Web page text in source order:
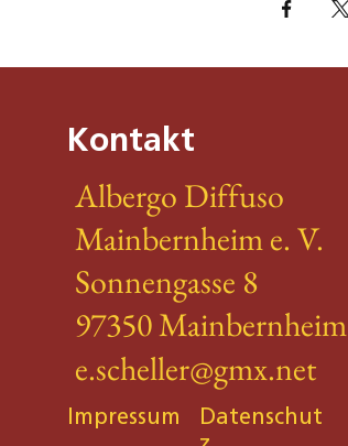
Kontakt
Albergo Diffuso
Mainbernheim e. V.
Sonnengasse 8
97350 Mainbernheim
e.scheller@gmx.net
Impressum
Datenschut